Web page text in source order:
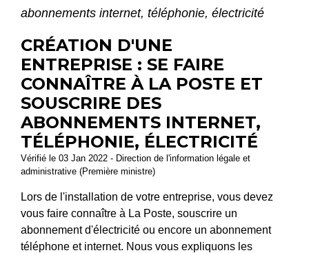
abonnements internet, téléphonie, électricité
CRÉATION D'UNE
ENTREPRISE : SE FAIRE
CONNAÎTRE À LA POSTE ET
SOUSCRIRE DES
ABONNEMENTS INTERNET,
TÉLÉPHONIE, ÉLECTRICITÉ
Vérifié le 03 Jan 2022 - Direction de l'information légale et
administrative (Première ministre)
Lors de l'installation de votre entreprise, vous devez
vous faire connaître à La Poste, souscrire un
abonnement d'électricité ou encore un abonnement
téléphone et internet. Nous vous expliquons les